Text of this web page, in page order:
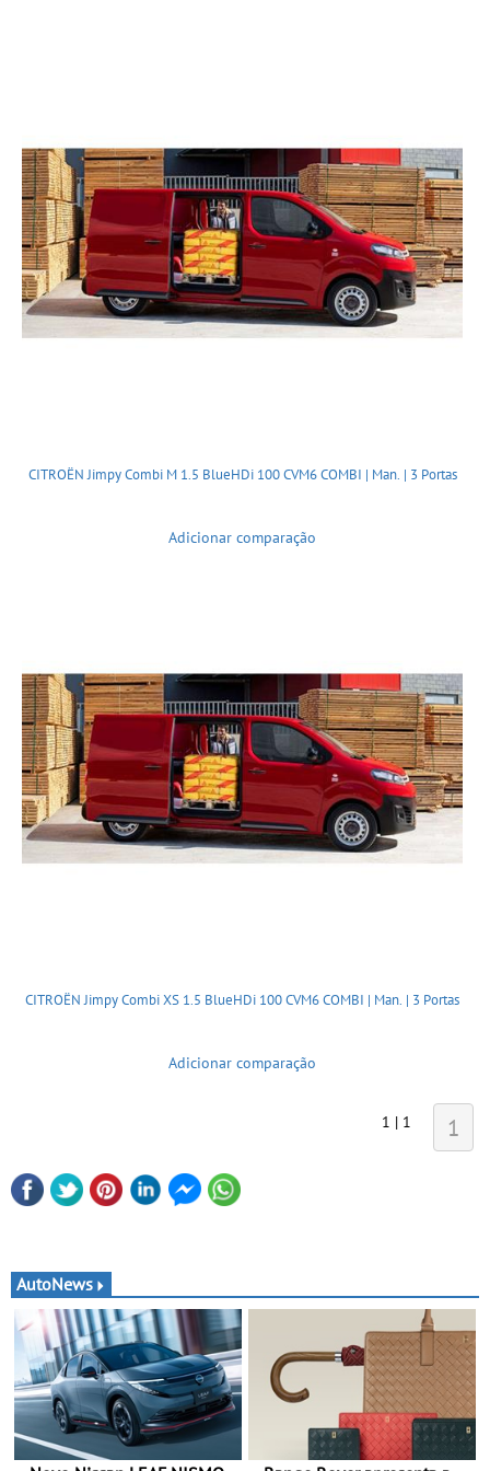
CITROËN Jimpy Combi M 1.5 BlueHDi 100 CVM6 COMBI | Man. | 3 Portas
Adicionar comparação
CITROËN Jimpy Combi XS 1.5 BlueHDi 100 CVM6 COMBI | Man. | 3 Portas
Adicionar comparação
1 | 1 1
AutoNews